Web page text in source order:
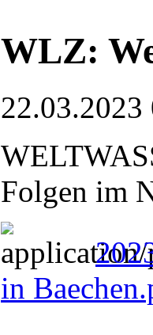
WLZ:
22.03.2023
Folgen im
in